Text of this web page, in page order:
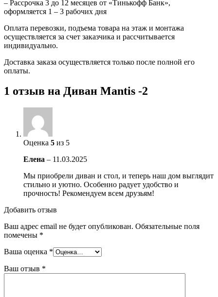
– Рассрочка 3 до 12 месяцев от «Тинькофф Банк»,
оформляется 1 – 3 рабочих дня
Оплата перевозки, подъема товара на этаж и монтажа
осуществляется за счет заказчика и рассчитывается
индивидуально.
Доставка заказа осуществляется только после полной его
оплаты.
1 отзыв на Диван Mantis -2
Оценка 5 из 5
Елена – 11.03.2025
Мы приобрели диван и стол, и теперь наш дом выглядит
стильно и уютно. Особенно радует удобство и
прочность! Рекомендуем всем друзьям!
Добавить отзыв
Ваш адрес email не будет опубликован. Обязательные поля
помечены *
Ваша оценка *
Ваш отзыв *